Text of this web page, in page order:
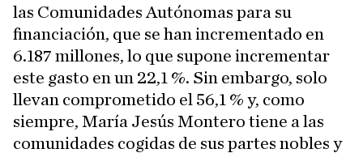
las Comunidades Autónomas para su
financiación, que se han incrementado en
6.187 millones, lo que supone incrementar
este gasto en un 22,1 %. Sin embargo, solo
llevan comprometido el 56,1 % y, como
siempre, María Jesús Montero tiene a las
comunidades cogidas de sus partes nobles y